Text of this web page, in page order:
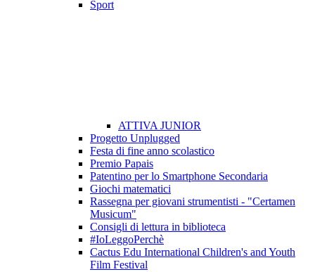
Sport
ATTIVA JUNIOR
Progetto Unplugged
Festa di fine anno scolastico
Premio Papais
Patentino per lo Smartphone Secondaria
Giochi matematici
Rassegna per giovani strumentisti - "Certamen
Musicum"
Consigli di lettura in biblioteca
#IoLeggoPerchè
Cactus Edu International Children's and Youth
Film Festival